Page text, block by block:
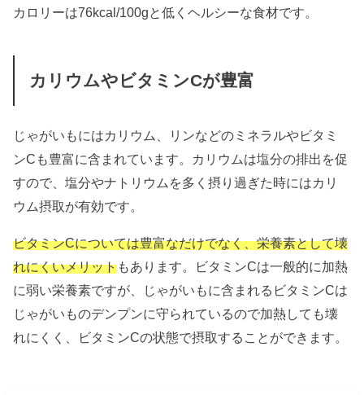
カロリーは76kcal/100gと低くヘルシーな食材です。
カリウムやビタミンCが豊富
じゃがいもにはカリウム、リンなどのミネラルやビタミ
ンCも豊富に含まれています。カリウムは塩分の排出を促
すので、塩分やナトリウムを多く摂り過ぎた時にはカリ
ウム摂取が有効です。
ビタミンCについては豊富なだけでなく、栄養素として壊
れにくいメリットもあります。ビタミンCは一般的に加熱
に弱い栄養素ですが、じゃがいもに含まれるビタミンCは
じゃがいものデンプンに守られているので加熱しても壊
れにくく、ビタミンCの状態で摂取することができます。